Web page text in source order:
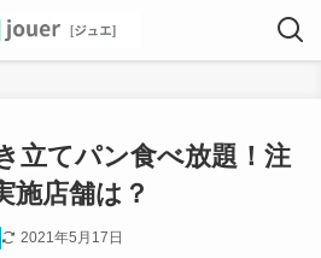
立てパン食べ放題！注
施店舗は？
2021年5月17日